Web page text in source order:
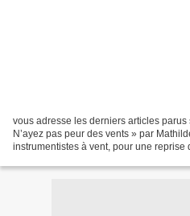
vous adresse les derniers articles
N’ayez pas peur des vents » par
instrumentistes à vent, pour une reprise